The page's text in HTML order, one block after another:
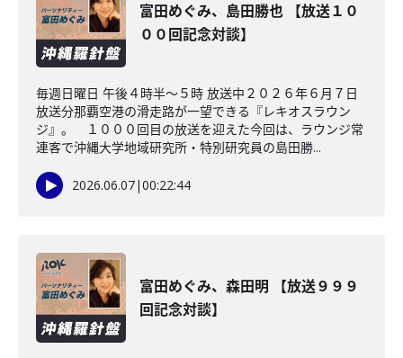
富田めぐみ、島田勝也 【放送１０
００回記念対談】
毎週日曜日 午後４時半～５時 放送中２０２６年６月７日
放送分那覇空港の滑走路が一望できる『レキオスラウン
ジ』。 １０００回目の放送を迎えた今回は、ラウンジ常
連客で沖縄大学地域研究所・特別研究員の島田勝...
2026.06.07|00:22:44
富田めぐみ、森田明 【放送９９９
回記念対談】